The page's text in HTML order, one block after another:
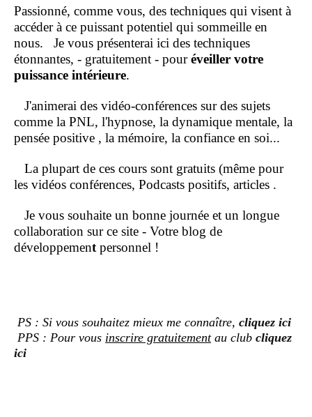
Passionné, comme vous, des techniques qui visent à
accéder à ce puissant potentiel qui sommeille en
nous. Je vous présenterai ici des techniques
étonnantes, - gratuitement - pouréveiller votre
puissance intérieure.
J'animerai des vidéo-conférences sur des sujets
comme la PNL, l'hypnose, la dynamique mentale, la
pensée positive , la mémoire, la confiance en soi...
La plupart de ces cours sont gratuits (même pour
les vidéos conférences, Podcasts positifs, articles .
Je vous souhaite un bonne journée et un longue
collaboration sur ce site - Votre blog de
développement personnel !
PS : Si vous souhaitez mieux me connaître, cliquez ici
PPS : Pour vous inscrire gratuitementau club cliquez
ici